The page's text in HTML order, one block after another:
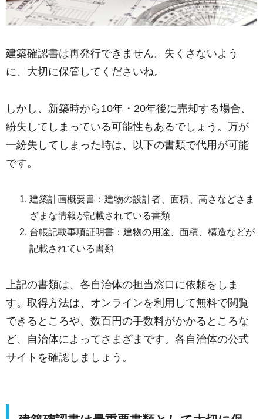
建築確認書は再発行できません。失くさないよう
に、大切に保管してくださいね。
しかし、新築時から10年・20年後に売却する場合、
紛失してしまっている可能性もあるでしょう。万が
一紛失してしまった時は、以下の書類で代用が可能
です。
建築計画概要書：建物の設計者、面積、高さなどさま
ざまな情報が記載されている書類
台帳記載事項証明書：建物の用途、面積、構造などが
記載されている書類
上記の書類は、各自治体の担当窓口に依頼をしま
す。取得方法は、オンラインを利用して無料で閲覧
できるところや、数百円の手数料がかかるところな
ど、自治体によってさまざまです。各自治体の公式
サイトを確認しましょう。